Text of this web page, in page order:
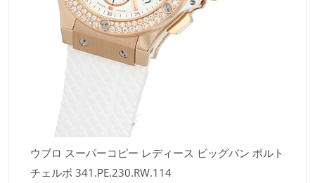
ウブロ スーパーコピー レディース ビッグバン ポルト
チェルボ 341.PE.230.RW.114